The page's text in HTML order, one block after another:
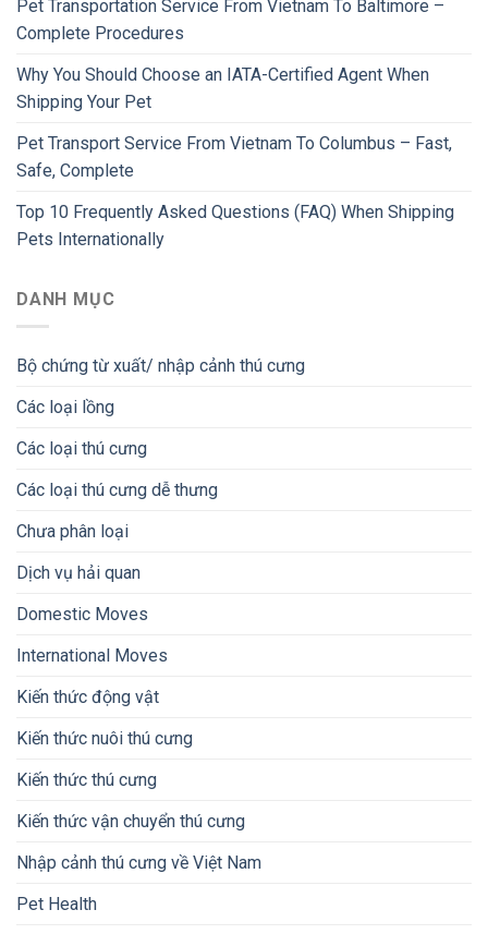
Pet Transportation Service From Vietnam To Baltimore –
Complete Procedures
Why You Should Choose an IATA-Certified Agent When
Shipping Your Pet
Pet Transport Service From Vietnam To Columbus – Fast,
Safe, Complete
Top 10 Frequently Asked Questions (FAQ) When Shipping
Pets Internationally
DANH MỤC
Bộ chứng từ xuất/ nhập cảnh thú cưng
Các loại lồng
Các loại thú cưng
Các loại thú cưng dễ thưng
Chưa phân loại
Dịch vụ hải quan
Domestic Moves
International Moves
Kiến thức động vật
Kiến thức nuôi thú cưng
Kiến thức thú cưng
Kiến thức vận chuyển thú cưng
Nhập cảnh thú cưng về Việt Nam
Pet Health